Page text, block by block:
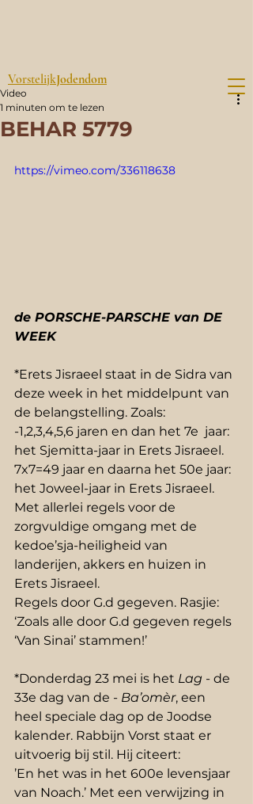
VorstelijkJodendom
BEHAR 5779
Video
1 minuten om te lezen
https://vimeo.com/336118638
de PORSCHE-PARSCHE van DE
WEEK
*Erets Jisraeel staat in de Sidra van
deze week in het middelpunt van
de belangstelling. Zoals:
-1,2,3,4,5,6 jaren en dan het 7e  jaar:
het Sjemitta-jaar in Erets Jisraeel.
7x7=49 jaar en daarna het 50e jaar:
het Joweel-jaar in Erets Jisraeel.
Met allerlei regels voor de
zorgvuldige omgang met de
kedoe’sja-heiligheid van
landerijen, akkers en huizen in
Erets Jisraeel.
Regels door G.d gegeven. Rasjie:
‘Zoals alle door G.d gegeven regels
‘Van Sinai’ stammen!’
*Donderdag 23 mei is het Lag - de
33e dag van de - Ba’omèr, een
heel speciale dag op de Joodse
kalender. Rabbijn Vorst staat er
uitvoerig bij stil. Hij citeert:
’En het was in het 600e levensjaar
van Noach.’ Met een verwijzing in